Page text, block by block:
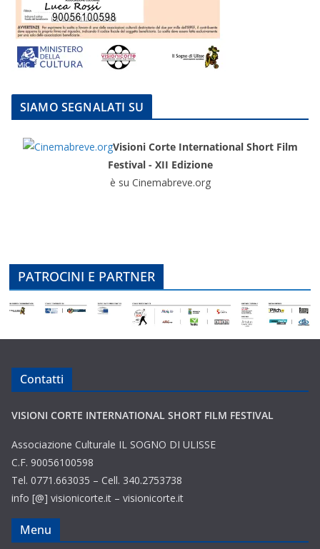
SIAMO SEGNALATI SU
Visioni Corte International Short Film
Festival - XII Edizione
è su Cinemabreve.org
PATROCINI E PARTNER
Contatti
VISIONI CORTE INTERNATIONAL SHORT FILM FESTIVAL
Associazione Culturale IL SOGNO DI ULISSE
C.F. 90056100598
Tel. 0771.663035 – Cell. 340.2753738
info [@] visionicorte.it – visionicorte.it
Menu